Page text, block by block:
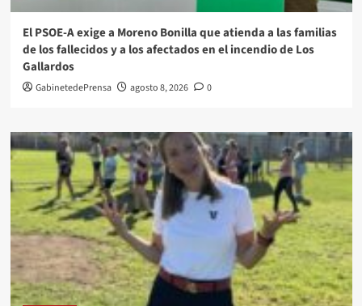
El PSOE-A exige a Moreno Bonilla que atienda a las familias
de los fallecidos y a los afectados en el incendio de Los
Gallardos
GabinetedePrensa agosto 8, 2026 0